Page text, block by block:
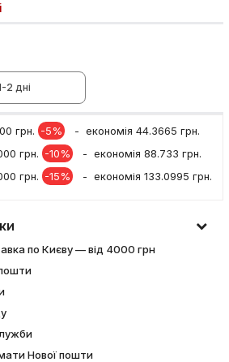
2 дні
грн. -5%
- економія 44.3665 грн.
грн. -10%
- економія 88.733 грн.
грн. -15% - економія 133.0995 грн.
по Києву — від 4000 грн
Нової пошти